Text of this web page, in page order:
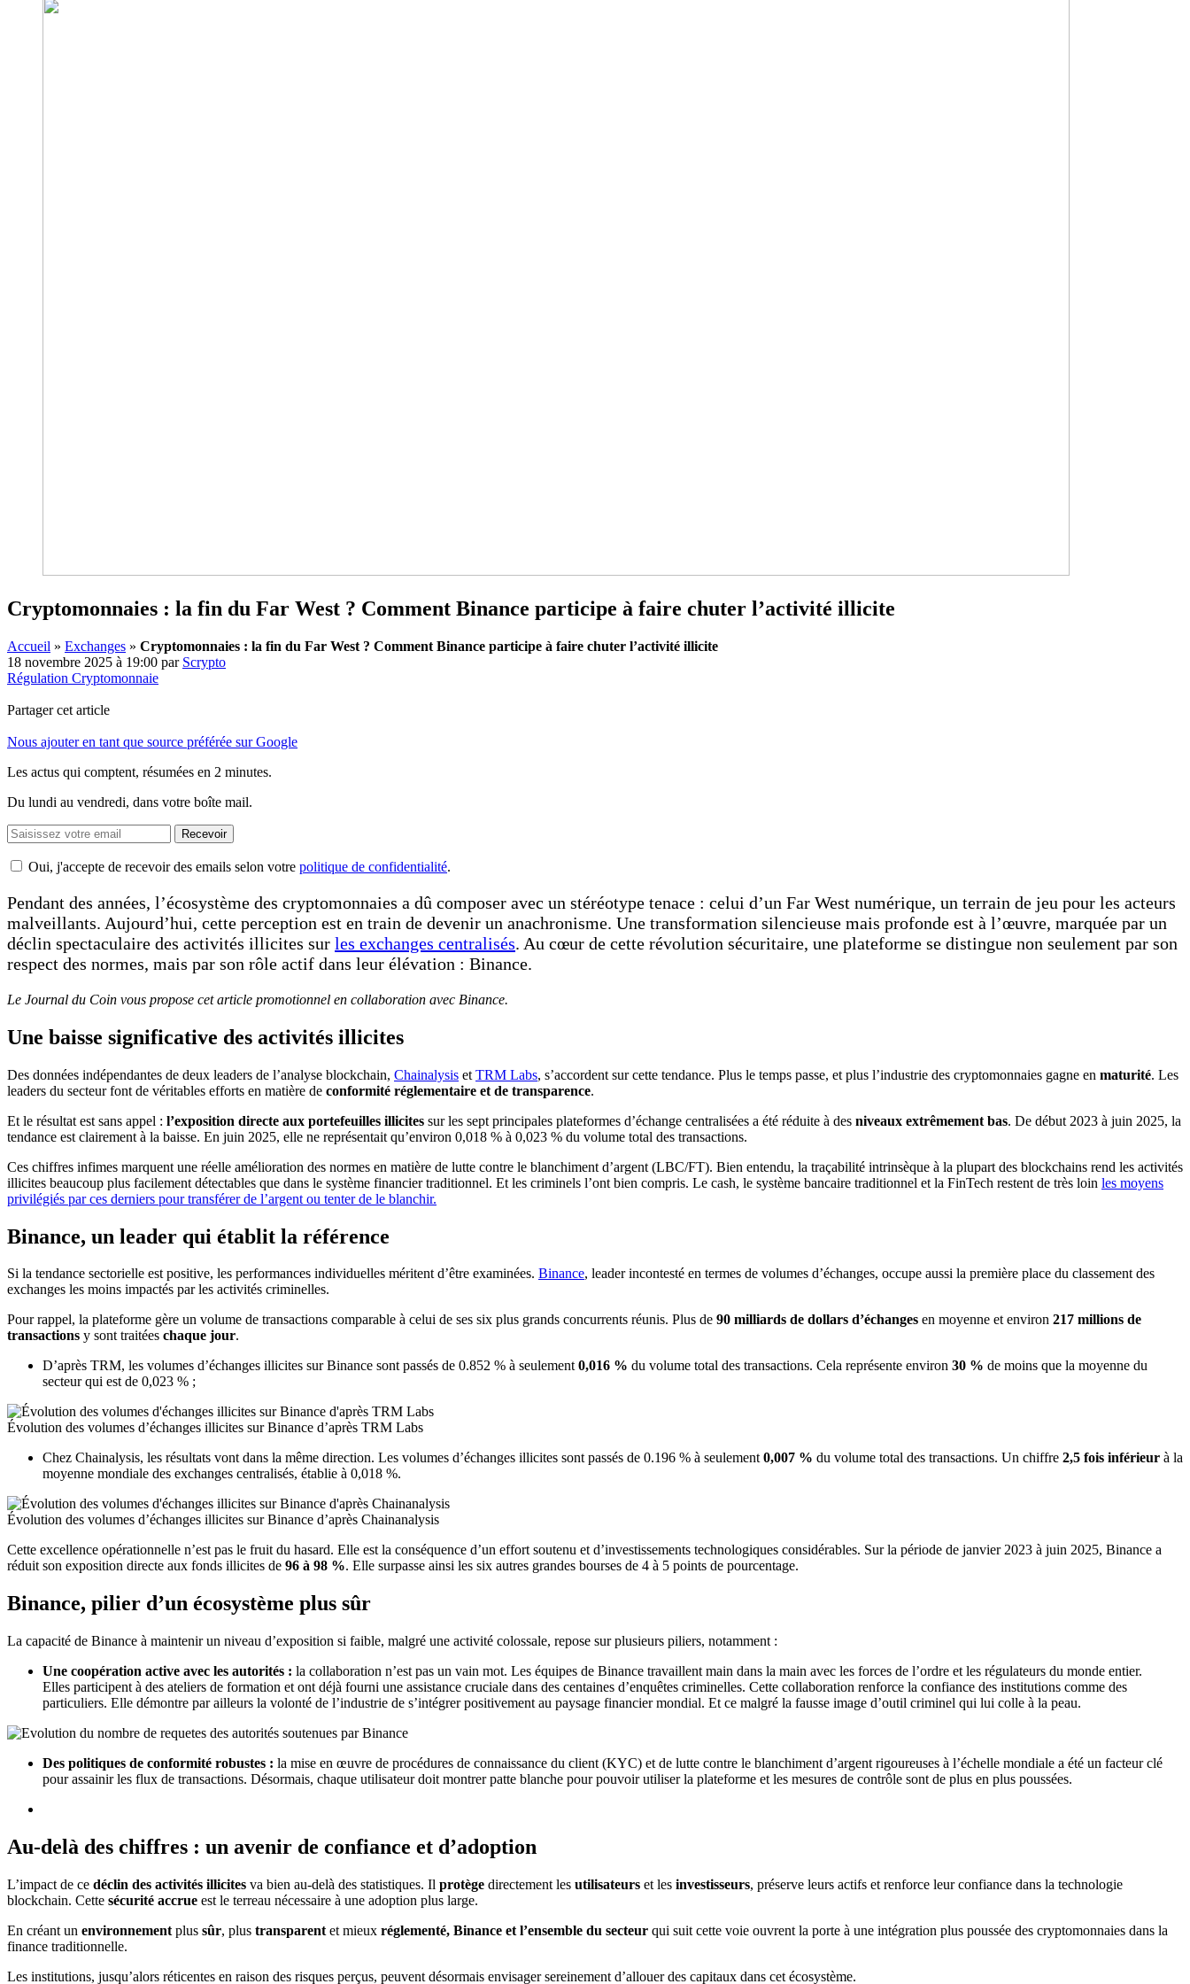
Cryptomonnaies : la fin du Far West ? Comment Binance participe à faire chuter l’activité illicite
Accueil » Exchanges » Cryptomonnaies : la fin du Far West ? Comment Binance participe à faire chuter l’activité illicite
18 novembre 2025 à 19:00 par Scrypto
Régulation Cryptomonnaie
Partager cet article
Nous ajouter en tant que source préférée sur Google
Les actus qui comptent, résumées en 2 minutes.
Du lundi au vendredi, dans votre boîte mail.
Recevoir
Oui, j'accepte de recevoir des emails selon votre politique de confidentialité.
Pendant des années, l’écosystème des cryptomonnaies a dû composer avec un stéréotype tenace : celui d’un Far West numérique, un terrain de jeu pour les acteurs
malveillants. Aujourd’hui, cette perception est en train de devenir un anachronisme. Une transformation silencieuse mais profonde est à l’œuvre, marquée par un
déclin spectaculaire des activités illicites sur les exchanges centralisés. Au cœur de cette révolution sécuritaire, une plateforme se distingue non seulement par son
respect des normes, mais par son rôle actif dans leur élévation : Binance.
Le Journal du Coin vous propose cet article promotionnel en collaboration avec Binance.
Une baisse significative des activités illicites
Des données indépendantes de deux leaders de l’analyse blockchain, Chainalysis et TRM Labs, s’accordent sur cette tendance. Plus le temps passe, et plus l’industrie des cryptomonnaies gagne en maturité. Les
leaders du secteur font de véritables efforts en matière de conformité réglementaire et de transparence.
Et le résultat est sans appel : l’exposition directe aux portefeuilles illicites sur les sept principales plateformes d’échange centralisées a été réduite à des niveaux extrêmement bas. De début 2023 à juin 2025, la
tendance est clairement à la baisse. En juin 2025, elle ne représentait qu’environ 0,018 % à 0,023 % du volume total des transactions.
Ces chiffres infimes marquent une réelle amélioration des normes en matière de lutte contre le blanchiment d’argent (LBC/FT). Bien entendu, la traçabilité intrinsèque à la plupart des blockchains rend les activités
illicites beaucoup plus facilement détectables que dans le système financier traditionnel. Et les criminels l’ont bien compris. Le cash, le système bancaire traditionnel et la FinTech restent de très loin les moyens
privilégiés par ces derniers pour transférer de l’argent ou tenter de le blanchir.
Binance, un leader qui établit la référence
Si la tendance sectorielle est positive, les performances individuelles méritent d’être examinées. Binance, leader incontesté en termes de volumes d’échanges, occupe aussi la première place du classement des
exchanges les moins impactés par les activités criminelles.
Pour rappel, la plateforme gère un volume de transactions comparable à celui de ses six plus grands concurrents réunis. Plus de 90 milliards de dollars d’échanges en moyenne et environ 217 millions de
transactions y sont traitées chaque jour.
D’après TRM, les volumes d’échanges illicites sur Binance sont passés de 0.852 % à seulement0,016 % du volume total des transactions. Cela représente environ 30 % de moins que la moyenne du
secteur qui est de 0,023 % ;
Évolution des volumes d’échanges illicites sur Binance d’après TRM Labs
Chez Chainalysis, les résultats vont dans la même direction. Les volumes d’échanges illicites sont passés de 0.196 % à seulement0,007 % du volume total des transactions. Un chiffre 2,5 fois inférieur à la
moyenne mondiale des exchanges centralisés, établie à 0,018 %.
Évolution des volumes d’échanges illicites sur Binance d’après Chainanalysis
Cette excellence opérationnelle n’est pas le fruit du hasard. Elle est la conséquence d’un effort soutenu et d’investissements technologiques considérables. Sur la période de janvier 2023 à juin 2025, Binance a
réduit son exposition directe aux fonds illicites de 96 à 98 %. Elle surpasse ainsi les six autres grandes bourses de 4 à 5 points de pourcentage.
Binance, pilier d’un écosystème plus sûr
La capacité de Binance à maintenir un niveau d’exposition si faible, malgré une activité colossale, repose sur plusieurs piliers, notamment :
Une coopération active avec les autorités : la collaboration n’est pas un vain mot. Les équipes de Binance travaillent main dans la main avec les forces de l’ordre et les régulateurs du monde entier.
Elles participent à des ateliers de formation et ont déjà fourni une assistance cruciale dans des centaines d’enquêtes criminelles. Cette collaboration renforce la confiance des institutions comme des
particuliers. Elle démontre par ailleurs la volonté de l’industrie de s’intégrer positivement au paysage financier mondial. Et ce malgré la fausse image d’outil criminel qui lui colle à la peau.
Des politiques de conformité robustes : la mise en œuvre de procédures de connaissance du client (KYC) et de lutte contre le blanchiment d’argent rigoureuses à l’échelle mondiale a été un facteur clé
pour assainir les flux de transactions. Désormais, chaque utilisateur doit montrer patte blanche pour pouvoir utiliser la plateforme et les mesures de contrôle sont de plus en plus poussées.
Au-delà des chiffres : un avenir de confiance et d’adoption
L’impact de ce déclin des activités illicites va bien au-delà des statistiques. Il protège directement les utilisateurs et les investisseurs, préserve leurs actifs et renforce leur confiance dans la technologie
blockchain. Cette sécurité accrue est le terreau nécessaire à une adoption plus large.
En créant un environnement plus sûr, plus transparent et mieux réglementé, Binance et l’ensemble du secteur qui suit cette voie ouvrent la porte à une intégration plus poussée des cryptomonnaies dans la
finance traditionnelle.
Les institutions, jusqu’alors réticentes en raison des risques perçus, peuvent désormais envisager sereinement d’allouer des capitaux dans cet écosystème.